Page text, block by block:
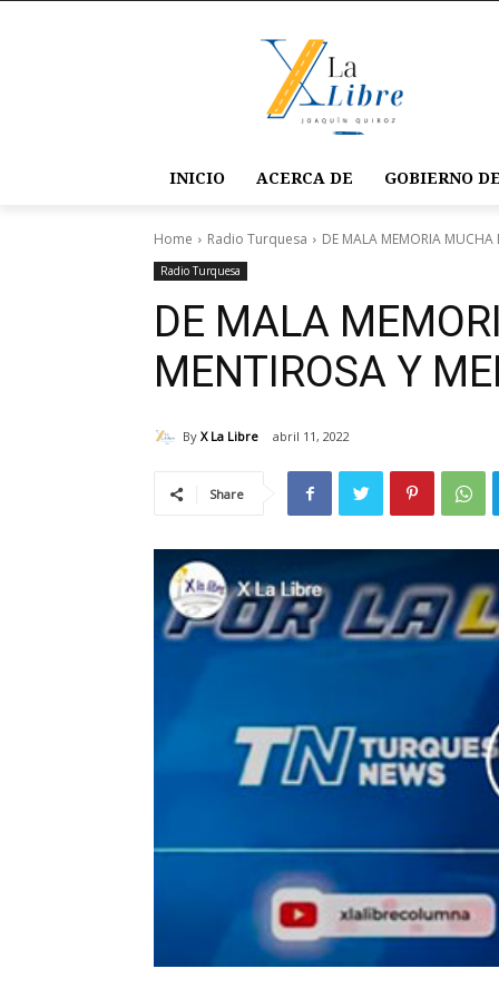
INICIO ACERCA DE GOBIERNO
Home Radio Turquesa DE MALA MEMORIA MUCHA
Radio Turquesa
DE MALA
MENTIROSA Y
By X La Libre abril 11, 2022
Share